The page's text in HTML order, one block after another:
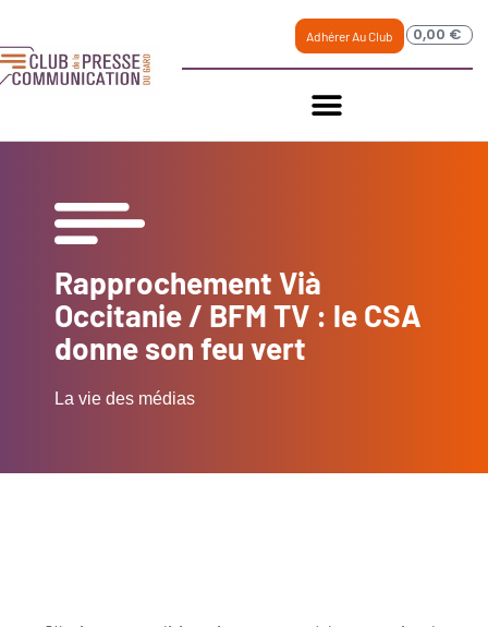
Adhérer Au Club 0,00 €
Rapprochement Vià
Occitanie / BFM TV : le CSA
donne son feu vert
La vie des médias